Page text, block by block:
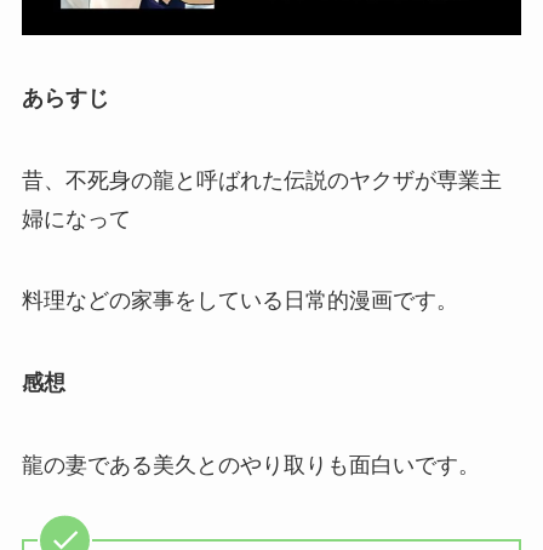
あらすじ
昔、不死身の龍と呼ばれた伝説のヤクザが専業主
婦になって
料理などの家事をしている日常的漫画です。
感想
龍の妻である美久とのやり取りも面白いです。